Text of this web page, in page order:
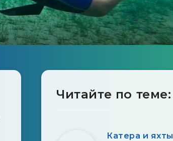
Читайте по теме:
Катера и яхты